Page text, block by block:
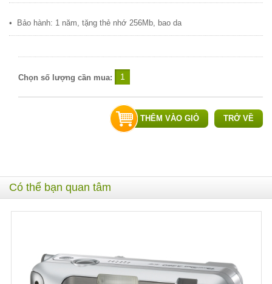
• Bảo hành: 1 năm, tặng thẻ nhớ 256Mb, bao da
Chọn số lượng cần mua:
TRỞ VỀ
THÊM VÀO GIỎ
Có thể bạn quan tâm